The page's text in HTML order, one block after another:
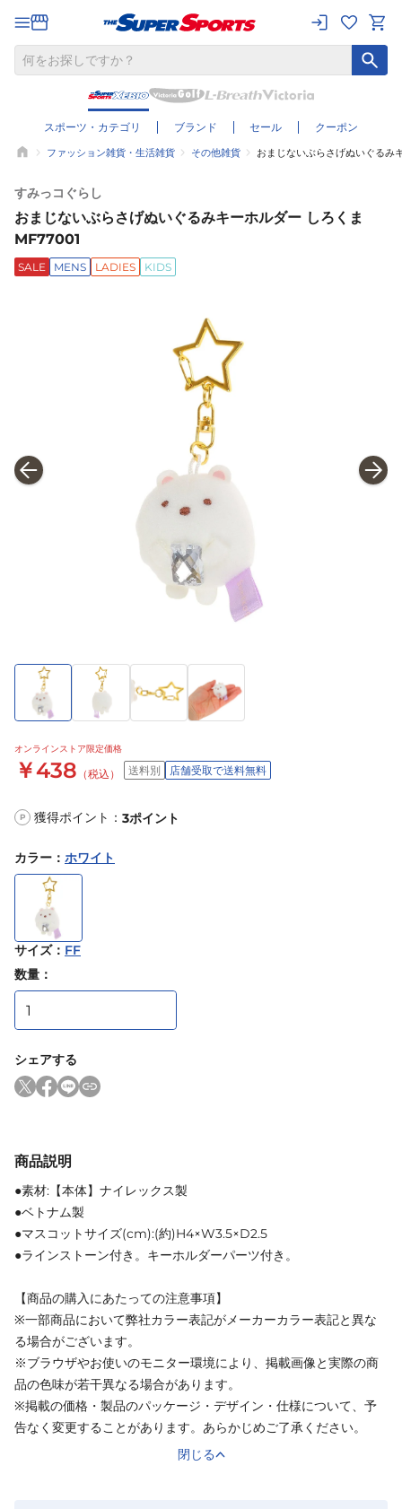
スポーツ・カテゴリ ブランド セール クーポン
ファッション雑貨・生活雑貨 その他雑貨 おまじないぶらさげぬいぐるみ
すみっコぐらし
おまじないぶらさげぬいぐるみキーホルダー しろくま
MF77001
SALE MENS LADIES KIDS
オンラインストア限定価格
￥438 （税込） 送料別 店舗受取で送料無料
P 獲得ポイント： 3ポイント
カラー ： ホワイト
サイズ： FF
数量：
シェアする
商品説明
●素材:【本体】ナイレックス製
●ベトナム製
●マスコットサイズ(cm):(約)H4×W3.5×D2.5
●ラインストーン付き。キーホルダーパーツ付き。
【商品の購入にあたっての注意事項】
※一部商品において弊社カラー表記がメーカーカラー表記と異な
る場合がございます。
※ブラウザやお使いのモニター環境により、掲載画像と実際の商
品の色味が若干異なる場合があります。
※掲載の価格・製品のパッケージ・デザイン・仕様について、予
告なく変更することがあります。あらかじめご了承ください。
閉じる